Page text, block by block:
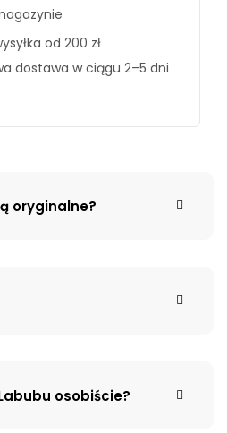
od 200 zł
dostawa w ciągu 2–5 dni
oryginalne?
osobiście?